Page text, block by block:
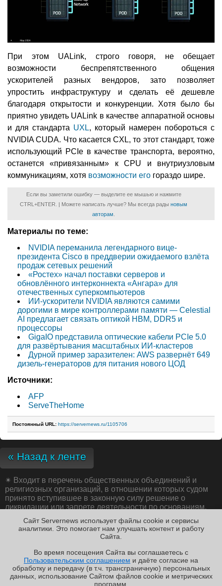
✖
При этом UALink, строго говоря, не обещает
возможности беспрепятственного общения
ускорителей разных вендоров, зато позволяет
упростить инфраструктуру и сделать её дешевле
благодаря открытости и конкуренции. Хотя было бы
приятно увидеть UALink в качестве аппаратной основы
и для стандарта UXL, который намерен побороться с
NVIDIA CUDA. Что касается CXL, то этот стандарт, тоже
использующий PCIe в качестве транспорта, вероятно,
останется «привязанным» к CPU и внутриузловым
коммуникациям, хотя возможности его гораздо шире.
Если вы заметили ошибку — выделите ее мышью и нажмите
CTRL+ENTER. | Можете написать лучше? Мы всегда рады новым
авторам
Материалы по теме:
NVIDIA переманила легендарного вице-
президента Cisco в преддверии ожидаемого взлёта
продаж сетевых решений
«Ростех» начал поставки серверов и
обновлённого интерконнекта «Ангара» для
отечественных суперкомпьютеров
ИИ-ускорители NVIDIA являются самими
дорогими в мире контроллерами памяти — Celestial
AI предлагает связать оптикой HBM, DDR5 и
процессоры
GigaIO представила оптические кабели PCIe 5.0
для развёртывания масштабных ИИ-кластеров
Дурной пример заразителен: AWS развернёт 649
дизель-генераторов для питания нового ЦОД
Источники:
AFP
ServeTheHome
Постоянный URL: https://servernews.ru/1105706
« Назад к ленте
✴ Входит в перечень общественных объединений и
религиозных организаций, в отношении которых судом
принято вступившее в законную силу решение о
ликвидации или запрете деятельности по основаниям,
№ 114-ФЗ «О противодействии экстремистской
деятельности»;
Copyright ©2010-2026
Servernews.Пользовательское
соглашение
Сайт Servernews использует файлы cookie и сервисы
аналитики. Это помогает нам улучшать контент и работу
Cайта.
Во время посещения Cайта вы соглашаетесь с
Пользовательским соглашением и даёте согласие на
обработку и передачу (в т.ч. трансграничную) персональных
данных, использование Cайтом файлов cookie и метрических
программ.